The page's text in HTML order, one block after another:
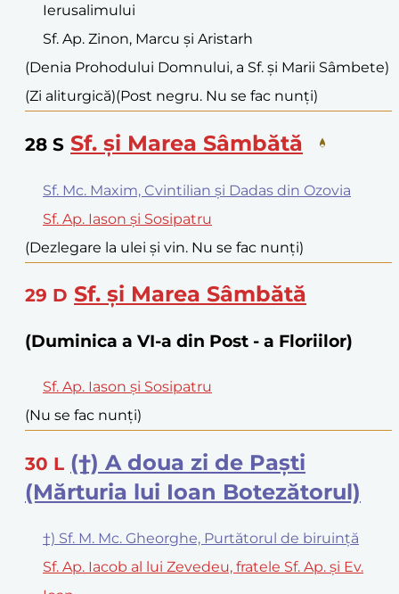
Ierusalimului
Sf. Ap. Zinon, Marcu și Aristarh
(Denia Prohodului Domnului, a Sf. și Marii Sâmbete)
(Zi aliturgică)(Post negru. Nu se fac nunți)
28 S Sf. și Marea Sâmbătă
Sf. Mc. Maxim, Cvintilian și Dadas din Ozovia
Sf. Ap. Iason și Sosipatru
(Dezlegare la ulei și vin. Nu se fac nunți)
29 D Sf. și Marea Sâmbătă
(Duminica a VI-a din Post - a Floriilor)
Sf. Ap. Iason și Sosipatru
(Nu se fac nunți)
30 L (†) A doua zi de Paști
(Mărturia lui Ioan Botezătorul)
†) Sf. M. Mc. Gheorghe, Purtătorul de biruință
Sf. Ap. Iacob al lui Zevedeu, fratele Sf. Ap. și Ev.